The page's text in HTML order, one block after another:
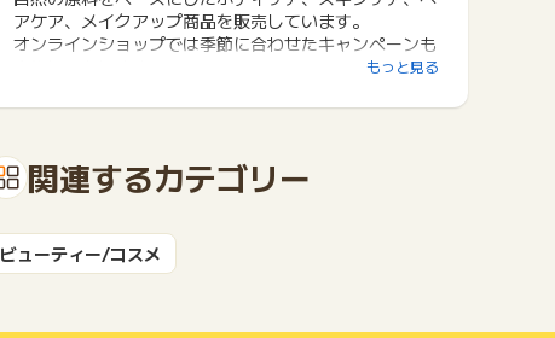
アケア、メイクアップ商品を販売しています。
オンラインショップでは季節に合わせたキャンペーンも
もっと見る
関連するカテゴリー
ビューティー/コスメ